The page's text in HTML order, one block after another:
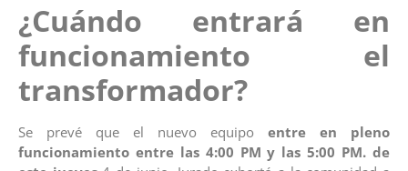
¿Cuándo entrará en
funcionamiento el
transformador?
Se prevé que el nuevo equipo entre en pleno
funcionamiento entre las 4:00 PM y las 5:00 PM. de